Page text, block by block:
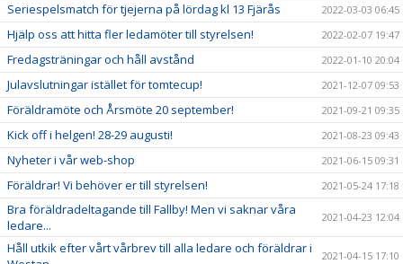
Seriespelsmatch för tjejerna på lördag kl 13 Fjärås 2022-03-03 06:45
Hjälp oss att hitta fler ledamöter till styrelsen! 2022-02-07 19:47
Fredagsträningar och håll avstånd 2022-01-10 20:04
Julavslutningar istället för tomtecup! 2021-12-07 09:53
Föräldramöte och Årsmöte 20 september! 2021-09-21 09:35
Kick off i helgen! 28-29 augusti! 2021-08-23 09:43
Nyheter i vår web-shop 2021-06-15 09:31
Föräldrar! Vi behöver er till styrelsen! 2021-05-24 17:18
Bra föräldradeltagande till Fallby! Men vi saknar våra
ledare...
2021-04-23 12:04
Håll utkik efter vårt vårbrev till alla ledare och föräldrar i
2021-04-15 17:10